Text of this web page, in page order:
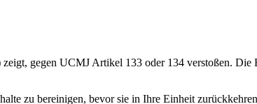
gegen UCMJ Artikel 133 oder 134 verstoßen. Die
zu bereinigen, bevor sie in Ihre Einheit